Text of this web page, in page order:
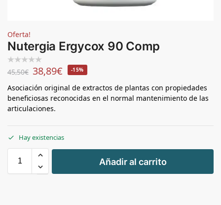
Oferta!
Nutergia Ergycox 90 Comp
45,50€ 38,89€ -15%
Asociación original de extractos de plantas con propiedades
beneficiosas reconocidas en el normal mantenimiento de las
articulaciones.
Hay existencias
+
-
Añadir al carrito